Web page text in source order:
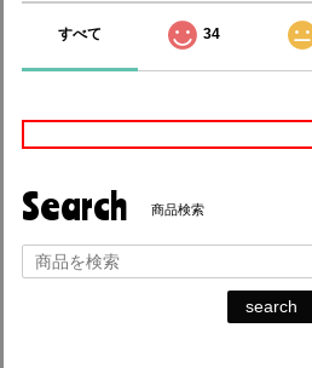
すべて 34
Search 商品検索
search